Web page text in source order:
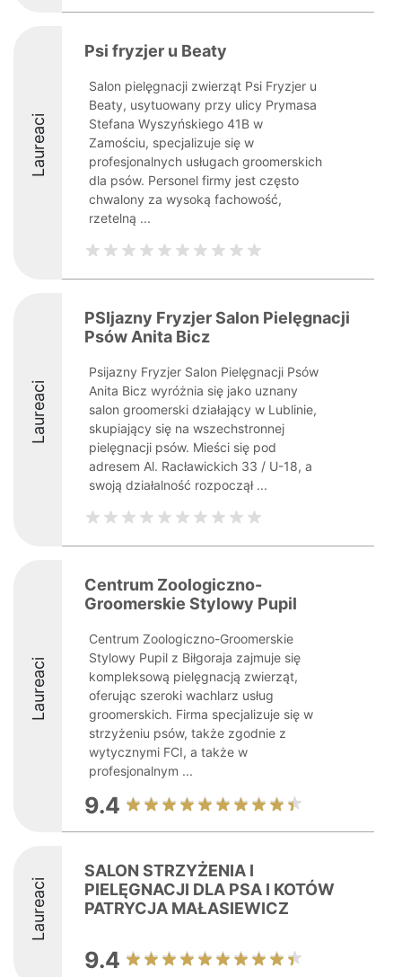
Laureaci
Psi fryzjer u Beaty
Salon pielęgnacji zwierząt Psi Fryzjer u
Beaty, usytuowany przy ulicy Prymasa
Stefana Wyszyńskiego 41B w
Zamościu, specjalizuje się w
profesjonalnych usługach groomerskich
dla psów. Personel firmy jest często
chwalony za wysoką fachowość,
rzetelną ...
Laureaci
PSIjazny Fryzjer Salon Pielęgnacji
Psów Anita Bicz
Psijazny Fryzjer Salon Pielęgnacji Psów
Anita Bicz wyróżnia się jako uznany
salon groomerski działający w Lublinie,
skupiający się na wszechstronnej
pielęgnacji psów. Mieści się pod
adresem Al. Racławickich 33 / U-18, a
swoją działalność rozpoczął ...
Laureaci
Centrum Zoologiczno-
Groomerskie Stylowy Pupil
Centrum Zoologiczno-Groomerskie
Stylowy Pupil z Biłgoraja zajmuje się
kompleksową pielęgnacją zwierząt,
oferując szeroki wachlarz usług
groomerskich. Firma specjalizuje się w
strzyżeniu psów, także zgodnie z
wytycznymi FCI, a także w
profesjonalnym ...
9.4
Laureaci
SALON STRZYŻENIA I
PIELĘGNACJI DLA PSA I KOTÓW
PATRYCJA MAŁASIEWICZ
9.4